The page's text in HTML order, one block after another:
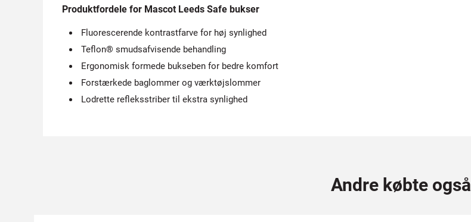
Produktfordele for Mascot Leeds Safe bukser
Fluorescerende kontrastfarve for høj synlighed
Teflon® smudsafvisende behandling
Ergonomisk formede bukseben for bedre komfort
Forstærkede baglommer og værktøjslommer
Lodrette refleksstriber til ekstra synlighed
Andre købte også